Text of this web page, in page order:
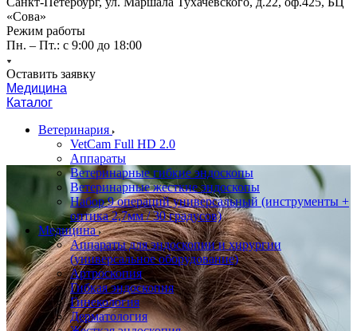
«Сова»
Режим работы
Пн. – Пт.: с 9:00 до 18:00
Оставить заявку
Медицина
Каталог
Ветеринария
VetCam Full HD 2.0
Аппараты
Ветеринарные гибкие эндоскопы
Ветеринарные жесткие эндоскопы
Набор 9 операций универсальный (инструменты +
оптика 2,7мм / 30 градусов)
Медицина
Аппараты для эндоскопии и хирургии
(универсальное оборудование)
Артроскопия
Гибкая эндоскопия
Гинекология
Дерматология